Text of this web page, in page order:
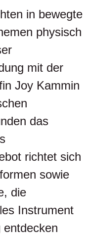
in bewegte
physisch
mit der
Joy Kammin
das
richtet sich
sowie
die
Instrument
entdecken